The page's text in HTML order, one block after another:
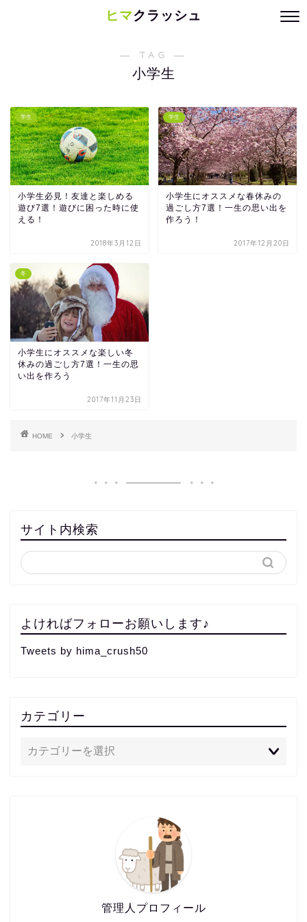
ヒマクラッシュ
― TAG ―
小学生
学生
小学生必見！友達と楽しめる
遊び7選！遊びに困った時に使
える！
2018年3月12日
学生
小学生にオススメな春休みの
過ごし方7選！一生の思い出を
作ろう！
2017年12月20日
冬
小学生にオススメな楽しい冬
休みの過ごし方7選！一生の思
い出を作ろう
2017年11月23日
HOME 小学生
サイト内検索
よければフォローお願いします♪
Tweets by hima_crush50
カテゴリー
管理人プロフィール